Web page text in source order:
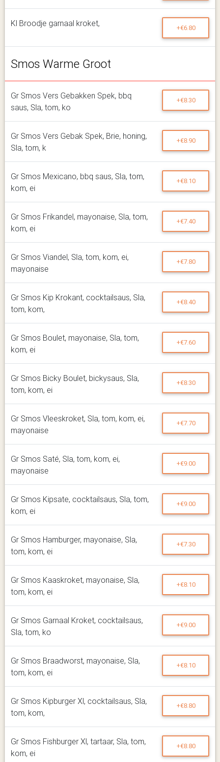
Kl Broodje garnaal kroket, +€6.80
Smos Warme Groot
Gr Smos Vers Gebakken Spek, bbq
saus, Sla, tom, ko
+€8.30
Gr Smos Vers Gebak Spek, Brie, honing,
Sla, tom, k
+€8.90
Gr Smos Mexicano, bbq saus, Sla, tom,
kom, ei
+€8.10
Gr Smos Frikandel, mayonaise, Sla, tom,
kom, ei
+€7.40
Gr Smos Viandel, Sla, tom, kom, ei,
mayonaise
+€7.80
Gr Smos Kip Krokant, cocktailsaus, Sla,
tom, kom,
+€8.40
Gr Smos Boulet, mayonaise, Sla, tom,
kom, ei
+€7.60
Gr Smos Bicky Boulet, bickysaus, Sla,
tom, kom, ei
+€8.30
Gr Smos Vleeskroket, Sla, tom, kom, ei,
mayonaise
+€7.70
Gr Smos Saté, Sla, tom, kom, ei,
mayonaise
+€9.00
Gr Smos Kipsate, cocktailsaus, Sla, tom,
kom, ei
+€9.00
Gr Smos Hamburger, mayonaise, Sla,
tom, kom, ei
+€7.30
Gr Smos Kaaskroket, mayonaise, Sla,
tom, kom, ei
+€8.10
Gr Smos Garnaal Kroket, cocktailsaus,
Sla, tom, ko
+€9.00
Gr Smos Braadworst, mayonaise, Sla,
tom, kom, ei
+€8.10
Gr Smos Kipburger Xl, cocktailsaus, Sla,
tom, kom,
+€8.80
Gr Smos Fishburger Xl, tartaar, Sla, tom,
kom, ei
+€8.80